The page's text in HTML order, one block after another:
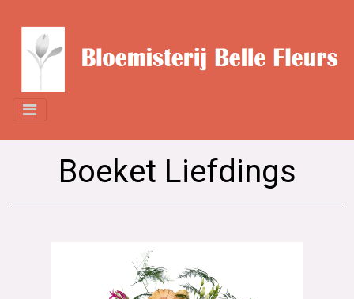
Boeket Liefdings